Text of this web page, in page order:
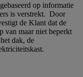
op informatie
is verstrekt. Door
de Klant dat de
van maar niet beperkt
dak, de